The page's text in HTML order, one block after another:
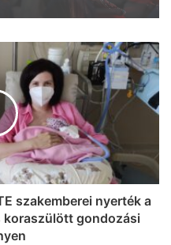
mutatjuk,
Szeged utolsó
szakemberei nyerték a
gondozási